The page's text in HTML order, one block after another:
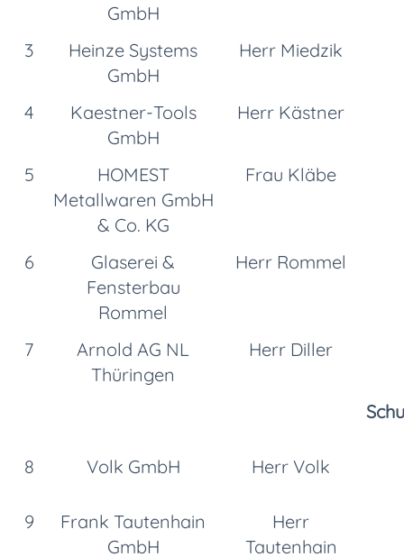
GmbH
3
Heinze Systems
GmbH
Herr Miedzik
4
Kaestner-Tools
GmbH
Herr Kästner
5
HOMEST
Metallwaren GmbH
& Co. KG
Frau Kläbe
6
Glaserei &
Fensterbau
Rommel
Herr Rommel
7
Arnold AG NL
Thüringen
Herr Diller
8 Volk GmbH Herr Volk
9
Frank Tautenhain
GmbH
Herr
Tautenhain